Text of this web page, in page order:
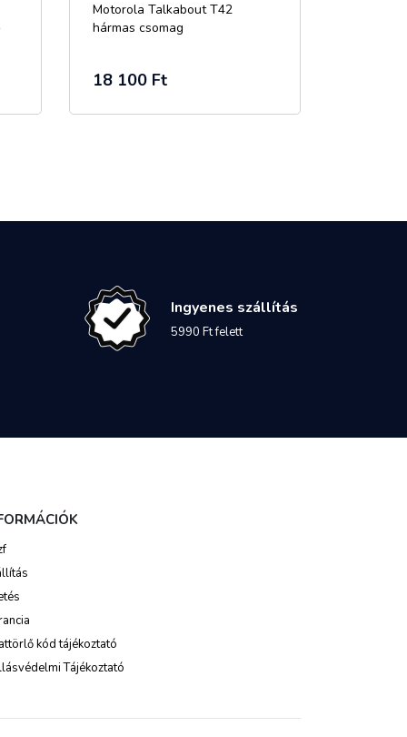
Motorola Talkabout T42
hármas csomag
18 100 Ft
Ingyenes szállítás
5990 Ft felett
kód tájékoztató
Tájékoztató